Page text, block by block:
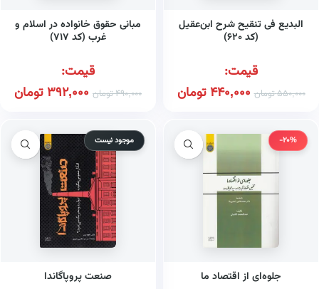
البدیع فی تنقیح شرح ابن‌عقیل
(کد ۶۲۰)
قیمت:
550,000تومان 440,000تومان
مبانی حقوق خانواده در اسلام و
غرب (کد ۷۱۷)
قیمت:
490,000تومان 392,000تومان
-20%
جلوه‌ای از اقتصاد ما
موجود نیست
صنعت پروپاگاندا